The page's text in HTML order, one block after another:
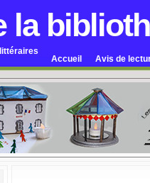
la
Accueil Avis de